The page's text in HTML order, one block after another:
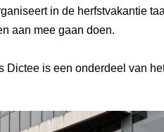
in de herfstvakantie
aan mee gaan doen.
Dictee is een onderdeel van